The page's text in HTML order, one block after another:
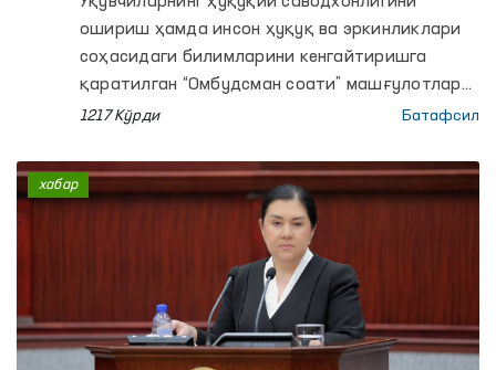
ошириш ҳамда инсон ҳуқуқ ва эркинликлари
соҳасидаги билимларини кенгайтиришга
қаратилган “Омбудсман соати” машғулотлари
республика бўйича кўплаб мактабларда
Сурхондарё, Навоий, Сирдарё, Наманган,
Андижон вилоятлари ҳамда Тошкент шаҳрида
ўтказилган навбатдаги дарсларда 1000
нафардан ортиқ ўқувчилар қамраб олинди.
1217 Кўрди Батафсил
хабар